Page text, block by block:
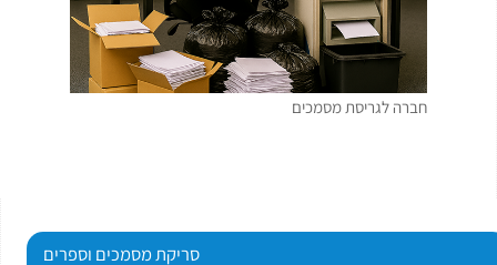
חברה לגריסת מסמכים
סריקת מסמכים וספרים